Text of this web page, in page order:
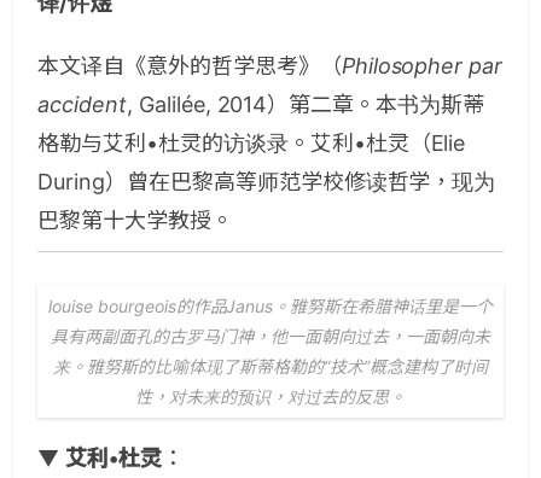
本文译自《意外的哲学思考》（Philosopher par
accident, Galilée, 2014）第二章。本书为斯蒂
格勒与艾利•杜灵的访谈录。艾利•杜灵（Elie
During）曾在巴黎高等师范学校修读哲学，现为
巴黎第十大学教授。
louise bourgeois的作品Janus。雅努斯在希腊神话里是一个
具有两副面孔的古罗马门神，他一面朝向过去，一面朝向未
来。雅努斯的比喻体现了斯蒂格勒的“技术”概念建构了时间
性，对未来的预识，对过去的反思。
▼ 艾利•杜灵：